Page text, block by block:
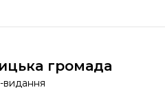
громада
видання